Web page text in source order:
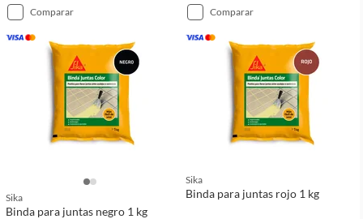
comparar
Sika
Binda para juntas negro 1 kg
comparar
Sika
Binda para juntas rojo 1 kg